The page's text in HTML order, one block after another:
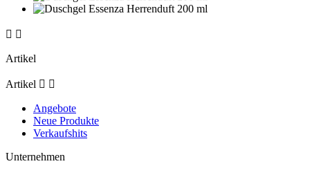
 
Artikel
Artikel  
Angebote
Neue Produkte
Verkaufshits
Unternehmen